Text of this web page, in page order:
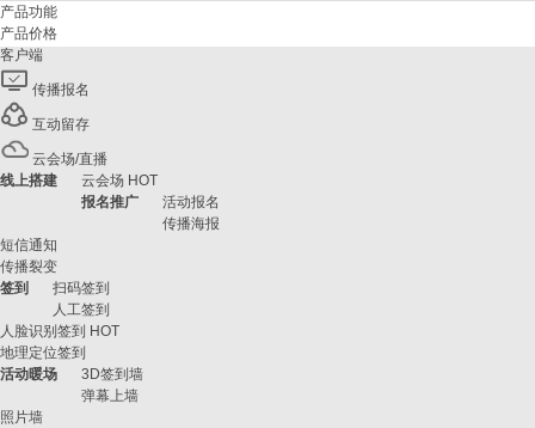
产品功能
产品价格
客户端
传播报名
互动留存
云会场/直播
线上搭建
云会场 HOT
报名推广
活动报名
传播海报
短信通知
传播裂变
签到
扫码签到
人工签到
人脸识别签到 HOT
地理定位签到
活动暖场
3D签到墙
弹幕上墙
照片墙